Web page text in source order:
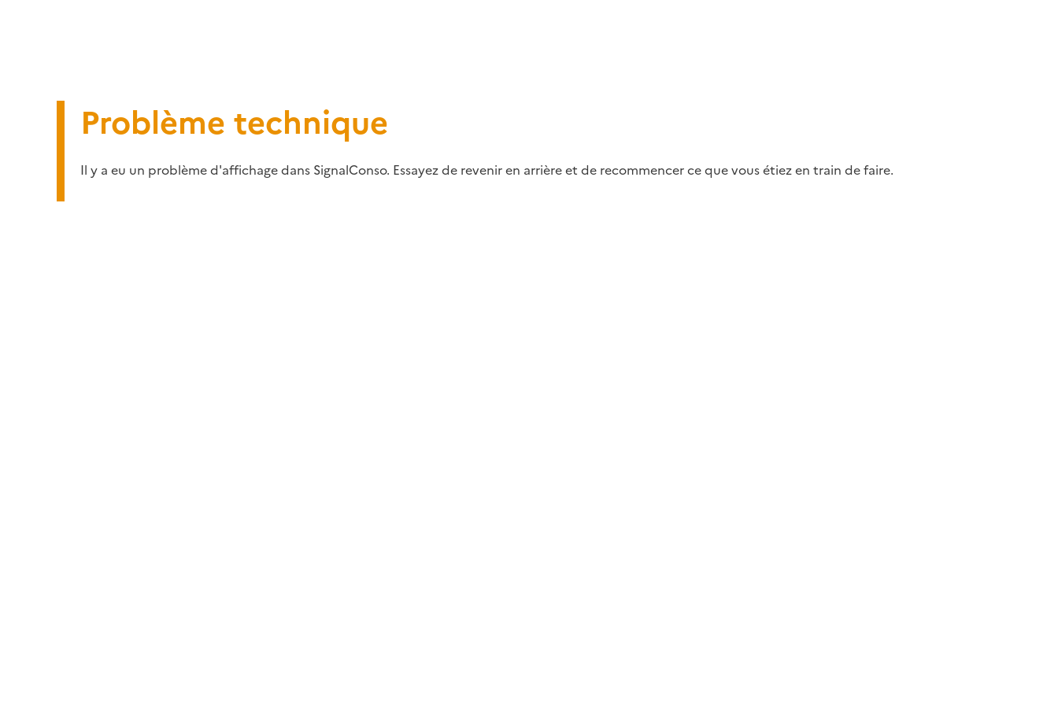
Problème technique
Il y a eu un problème d'affichage dans SignalConso. Essayez de revenir en arrière et de recommencer ce que vous étiez en train de faire.